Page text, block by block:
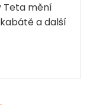
Teta mění
a další